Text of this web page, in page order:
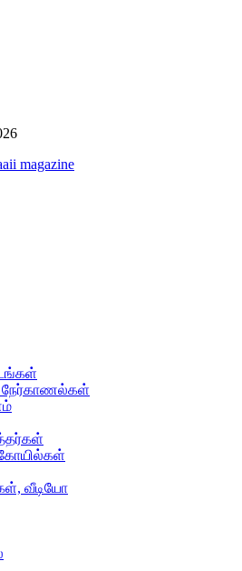
magazine
நேர்காணல்கள்
வீடியோ